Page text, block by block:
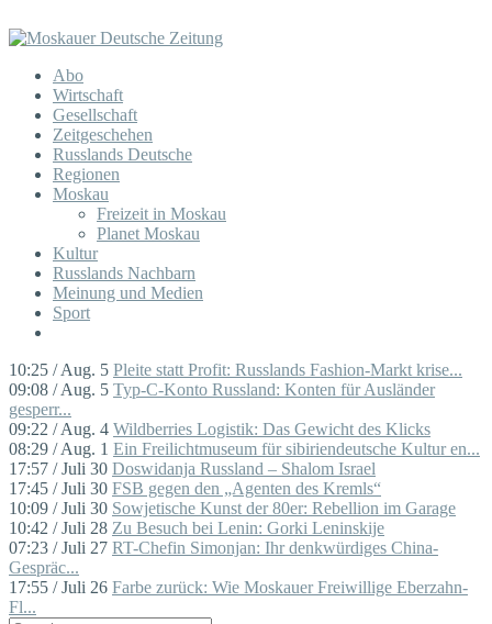
Abo
Wirtschaft
Gesellschaft
Zeitgeschehen
Russlands Deutsche
Regionen
Moskau
Freizeit in Moskau
Planet Moskau
Kultur
Russlands Nachbarn
Meinung und Medien
Sport
10:25 / Aug. 5 Pleite statt Profit: Russlands Fashion-Markt krise...
09:08 / Aug. 5 Typ-C-Konto Russland: Konten für Ausländer
gesperr...
09:22 / Aug. 4 Wildberries Logistik: Das Gewicht des Klicks
08:29 / Aug. 1 Ein Freilichtmuseum für sibiriendeutsche Kultur en...
17:57 / Juli 30 Doswidanja Russland – Shalom Israel
17:45 / Juli 30 FSB gegen den „Agenten des Kremls“
10:09 / Juli 30 Sowjetische Kunst der 80er: Rebellion im Garage
10:42 / Juli 28 Zu Besuch bei Lenin: Gorki Leninskije
07:23 / Juli 27 RT-Chefin Simonjan: Ihr denkwürdiges China-
Gespräc...
17:55 / Juli 26 Farbe zurück: Wie Moskauer Freiwillige Eberzahn-
Fl...